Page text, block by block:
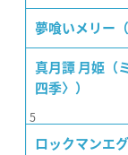
夢喰いメリー
真月譚 月姫（
四季〉）
5
ロックマンエ